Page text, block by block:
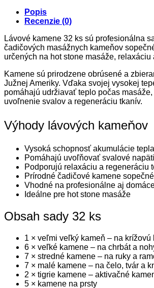
Popis
Recenzie (0)
Lávové kamene 32 ks sú profesionálna
čadičových masážnych kameňov
určených na hot stone masáže, relaxáciu
Kamene sú prirodzene obrúsené a
Južnej Ameriky. Vďaka svojej vysokej
pomáhajú udržiavať teplo počas
uvoľnenie svalov a regeneráciu tkanív.
Výhody lávových kameňov
Vysoká schopnosť akumulácie tepla
Pomáhajú uvoľňovať svalové
Podporujú relaxáciu a regeneráciu
Prírodné čadičové kamene
Vhodné na profesionálne aj
Ideálne pre hot stone masáže
Obsah sady 32 ks
1 × veľmi veľký kameň – na
6 × veľké kamene – na chrbát a
7 × stredné kamene – na ruky a
7 × malé kamene – na čelo, tvár a
2 × tigrie kamene – aktivačné
5 × kamene na prsty